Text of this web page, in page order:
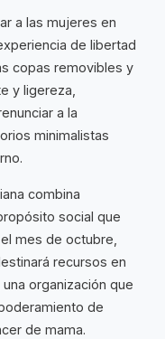
a las mujeres en
de libertad
copas removibles y
y ligereza,
a la
minimalistas
combina
social que
mes de octubre,
recursos en
organización que
de
de mama.